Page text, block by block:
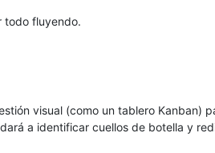
todo fluyendo.
visual (como un tablero Kanban)
a identificar cuellos de botella y